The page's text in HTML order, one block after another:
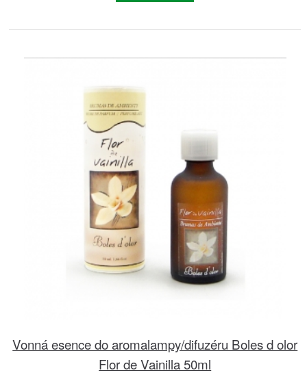
Vonná esence do aromalampy/difuzéru Boles d olor
Flor de Vainilla 50ml